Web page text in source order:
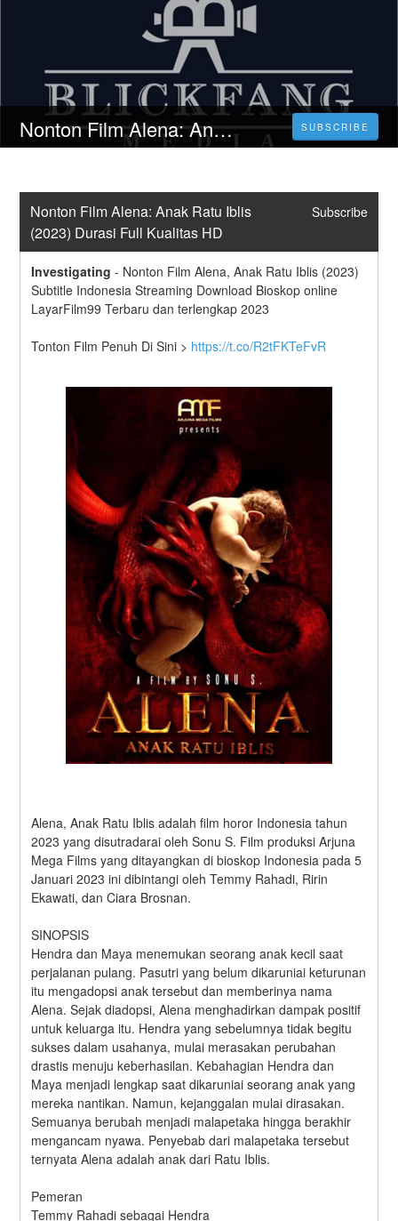
Nonton Film Alena: Anak Ratu Iblis (2023) Durasi Full Kualitas HD SUBSCRIBE
Nonton Film Alena: Anak Ratu Iblis
(2023) Durasi Full Kualitas HD
Subscribe
Investigating - Nonton Film Alena, Anak Ratu Iblis (2023)
Subtitle Indonesia Streaming Download Bioskop online
LayarFilm99 Terbaru dan terlengkap 2023
Tonton Film Penuh Di Sini > https://t.co/R2tFKTeFvR
Alena, Anak Ratu Iblis adalah film horor Indonesia tahun
2023 yang disutradarai oleh Sonu S. Film produksi Arjuna
Mega Films yang ditayangkan di bioskop Indonesia pada 5
Januari 2023 ini dibintangi oleh Temmy Rahadi, Ririn
Ekawati, dan Ciara Brosnan.
SINOPSIS
Hendra dan Maya menemukan seorang anak kecil saat
perjalanan pulang. Pasutri yang belum dikaruniai keturunan
itu mengadopsi anak tersebut dan memberinya nama
Alena. Sejak diadopsi, Alena menghadirkan dampak positif
untuk keluarga itu. Hendra yang sebelumnya tidak begitu
sukses dalam usahanya, mulai merasakan perubahan
drastis menuju keberhasilan. Kebahagian Hendra dan
Maya menjadi lengkap saat dikaruniai seorang anak yang
mereka nantikan. Namun, kejanggalan mulai dirasakan.
Semuanya berubah menjadi malapetaka hingga berakhir
mengancam nyawa. Penyebab dari malapetaka tersebut
ternyata Alena adalah anak dari Ratu Iblis.
Pemeran
Temmy Rahadi sebagai Hendra